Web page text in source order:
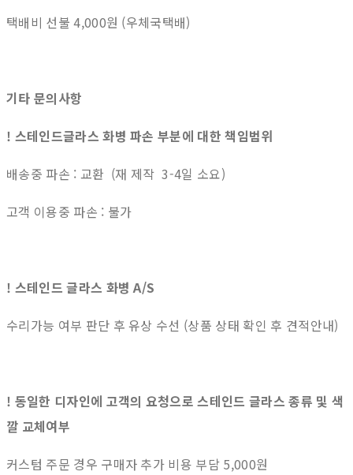
택배비 선불 4,000원 (우체국택배)
기타 문의사항
! 스테인드글라스 화병 파손 부분에 대한 책임범위
배송중 파손 : 교환 (재 제작 3-4일 소요)
고객 이용중 파손 : 불가
! 스테인드 글라스 화병 A/S
수리가능 여부 판단 후 유상 수선 (상품 상태 확인 후 견적안내)
! 동일한 디자인에 고객의 요청으로 스테인드 글라스 종류 및 색
깔 교체여부
커스텀 주문 경우 구매자 추가 비용 부담 5,000원